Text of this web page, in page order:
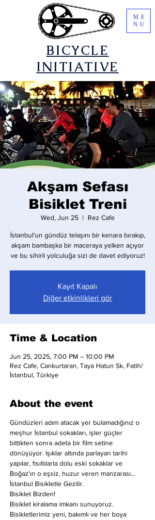
​BICYCLE
INITIATIVE
ME
NU
Akşam Sefası
Bisiklet Treni
Wed, Jun 25
  |
Rez Cafe
İstanbul'un gündüz telaşını bir kenara bırakıp,
akşam bambaşka bir maceraya yelken açıyor
ve bu sihirli yolculuğa sizi de davet ediyoruz!
Kayıt Kapalı
Diğer etkinlikleri gör
Time & Location
Jun 25, 2025, 7:00 PM – 10:00 PM
Rez Cafe, Cankurtaran, Taya Hatun Sk, Fatih/
İstanbul, Türkiye
About the event
Gündüzleri adım atacak yer bulamadığınız o
meşhur İstanbul sokakları, işler güçler
bittikten sonra adeta bir film setine
dönüşüyor. Işıklar altında parlayan tarihi
yapılar, fısıltılarla dolu eski sokaklar ve
Boğaz'ın o eşsiz, huzur veren manzarası...
İstanbul Bisikletle Gezilir.
Bisiklet Bizden!
Bisiklet kiralama imkanı sunuyoruz.
Bisikletlerimiz yeni, bakımlı ve her boya